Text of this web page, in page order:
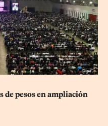
pesos en ampliación